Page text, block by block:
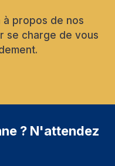
à propos de nos
se charge de vous
? N'attendez